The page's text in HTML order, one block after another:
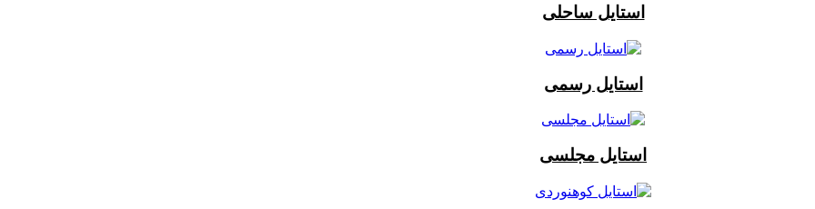
استایل ساحلی
استایل رسمی
استایل مجلسی